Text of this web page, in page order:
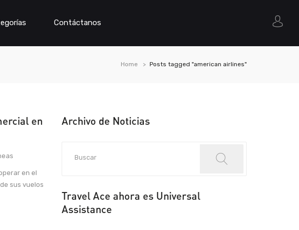
Contáctanos
Home Posts tagged "american airlines"
en
en el
sus vuelos
Archivo de Noticias
Travel Ace ahora es Universal
Assistance